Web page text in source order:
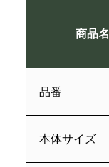
商品名
品番
本体サイズ